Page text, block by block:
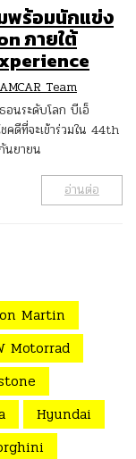
พร้อมนักแข่ง
ภายใต้
Team
อนระดับโลก บีเอ็
คดีที่จะเข้าร่วมใน 44th
นยายน
อ่านต่อ
Martin
Motorrad
Hyundai